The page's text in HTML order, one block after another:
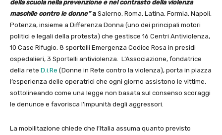
della scuola nella prevenzione e nel contrasto della violenza
maschile contro le donne”a Salerno, Roma, Latina, Formia, Napoli,
Potenza, insieme a Differenza Donna (uno dei principali motori
politici e legali della protesta) che gestisce 16 Centri Antiviolenza,
10 Case Rifugio, 8 sportelli Emergenza Codice Rosa in presidi
ospedalieri, 3 Sportelli antiviolenza. L’Associazione, fondatrice
della rete D.i.Re (Donne in Rete contro la violenza), porta in piazza
l’esperienza delle operatrici che ogni giorno assistono le vittime,
sottolineando come una legge non basata sul consenso scoraggi
le denunce e favorisca l’impunità degli aggressori.
La mobilitazione chiede che l’Italia assuma quanto previsto